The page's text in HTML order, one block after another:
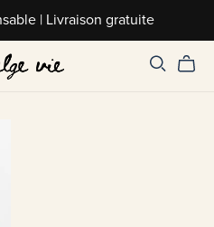
| Livraison gratuite